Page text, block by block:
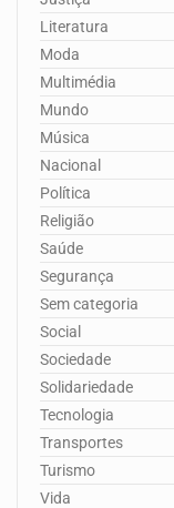
Literatura
Moda
Multimédia
Mundo
Música
Nacional
Política
Religião
Saúde
Segurança
Sem categoria
Social
Sociedade
Solidariedade
Tecnologia
Transportes
Turismo
Vida